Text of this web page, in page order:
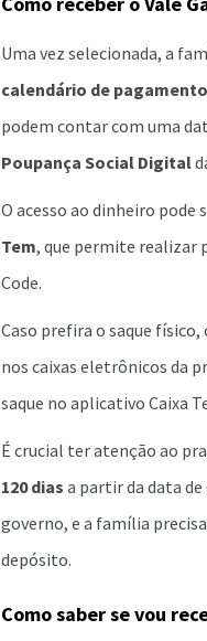
Uma vez selecionada, a
calendário de
podem contar com uma
Poupança Social Digital
O acesso ao dinheiro pode
Tem, que permite realizar
Code.
Caso prefira o saque
nos caixas eletrônicos da
saque no aplicativo Caixa
É crucial ter atenção ao
120 dias a partir da data
governo, e a família
depósito.
Como saber se vou